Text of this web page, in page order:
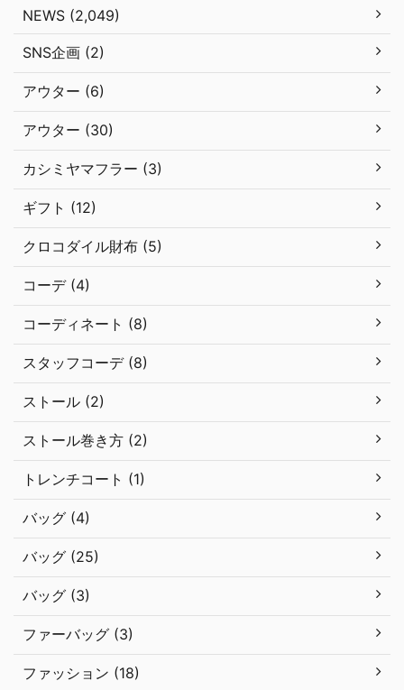
NEWS (2,049)
SNS企画 (2)
アウター (6)
アウター (30)
カシミヤマフラー (3)
ギフト (12)
クロコダイル財布 (5)
コーデ (4)
コーディネート (8)
スタッフコーデ (8)
ストール (2)
ストール巻き方 (2)
トレンチコート (1)
バッグ (4)
バッグ (25)
バッグ (3)
ファーバッグ (3)
ファッション (18)